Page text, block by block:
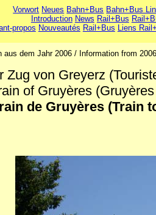
Vorwort Neues Bahn+Bus Bahn+Bus
Introduction News Rail+Bus
propos Nouveautés Rail+Bus Liens
aus dem Jahr 2006 / Information from
Zug von Greyerz
of Gruyères
de Gruyères (Train